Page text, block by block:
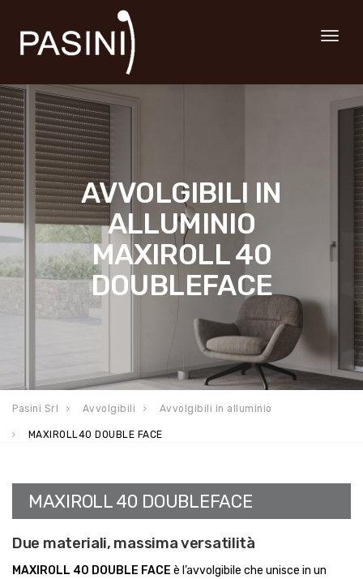
Toggle
AVVOLGIBILI IN
ALLUMINIO
MAXIROLL 40
DOUBLEFACE
Pasini Srl Avvolgibili Avvolgibili in alluminio
MAXIROLL40 DOUBLE FACE
MAXIROLL 40 DOUBLEFACE
Due materiali, massima versatilità
MAXIROLL 40 DOUBLE FACE è l’avvolgibile che unisce in un